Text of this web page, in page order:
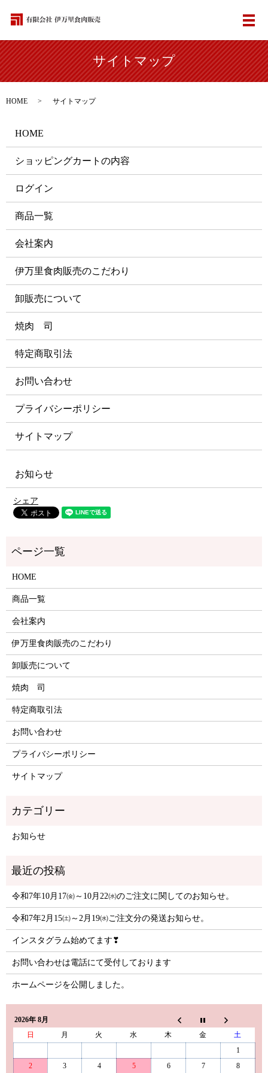
メ
サイトマップ
HOME サイトマップ
HOME
ショッピングカートの内容
ログイン
商品一覧
会社案内
伊万里食肉販売のこだわり
卸販売について
焼肉 司
特定商取引法
お問い合わせ
プライバシーポリシー
サイトマップ
お知らせ
シェア
HOME
商品一覧
会社案内
伊万里食肉販売のこだわり
卸販売について
焼肉 司
特定商取引法
お問い合わせ
プライバシーポリシー
サイトマップ
お知らせ
令和7年10月17㈮～10月22㈬のご注文に関してのお知らせ。
令和7年2月15㈯～2月19㈬ご注文分の発送お知らせ。
インスタグラム始めてます❣
お問い合わせは電話にて受付しております
ホームページを公開しました。
2026年 8月
日
月 火 水 木 金
土
1
2
3 4 5 6 7 8